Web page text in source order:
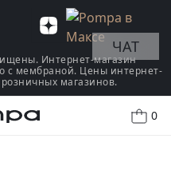
0
Интернет-магазин
с мембраной. Цены интернет-
магазинов.
ЧАТ